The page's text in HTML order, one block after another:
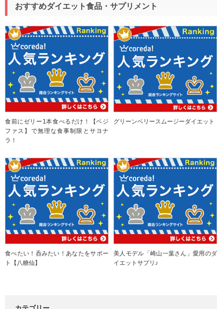
おすすめダイエット食品・サプリメント
食前にゼリー1本食べるだけ！【ベジ
ファス】で無理な食事制限とサヨナ
ラ！
グリーンベリースムージーダイエット
食べたい！呑みたい！あなたをサポー
ト【八糖仙】
美人モデル「崎山一葉さん」愛用のダ
イエットサプリ♪